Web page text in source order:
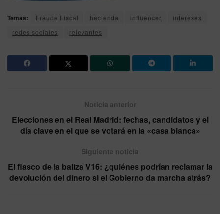
Temas: Fraude Fiscal hacienda influencer
intereses
redes sociales
relevantes
Noticia anterior
Elecciones en el Real Madrid: fechas, candidatos y el
día clave en el que se votará en la «casa blanca»
Siguiente noticia
El fiasco de la baliza V16: ¿quiénes podrían reclamar la
devolución del dinero si el Gobierno da marcha atrás?